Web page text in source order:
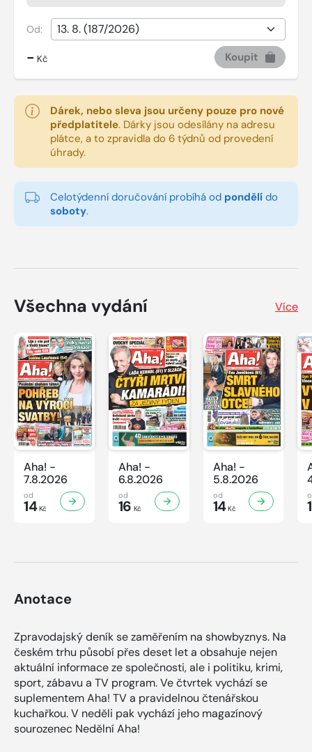
Od:
- Kč Koupit
Dárek, nebo sleva jsou určeny pouze pro nové
předplatitele. Dárky jsou odesílány na adresu
plátce, a to zpravidla do 6 týdnů od provedení
úhrady.
Celotýdenní doručování probíhá od pondělí do
soboty.
Všechna vydání Více
Aha! -
7.8.2026
od
14Kč
Aha! -
6.8.2026
od
16 Kč
Aha! -
5.8.2026
od
14Kč
Anotace
Zpravodajský deník se zaměřením na showbyznys. Na
českém trhu působí přes deset let a obsahuje nejen
aktuální informace ze společnosti, ale i politiku, krimi,
sport, zábavu a TV program. Ve čtvrtek vychází se
suplementem Aha! TV a pravidelnou čtenářskou
kuchařkou. V neděli pak vychází jeho magazínový
sourozenec Nedělní Aha!